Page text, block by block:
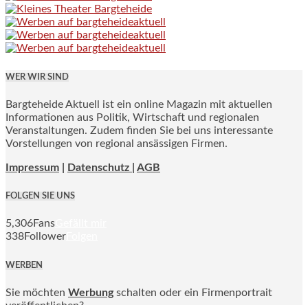
WER WIR SIND
Bargteheide Aktuell ist ein online Magazin mit aktuellen
Informationen aus Politik, Wirtschaft und regionalen
Veranstaltungen. Zudem finden Sie bei uns interessante
Vorstellungen von regional ansässigen Firmen.
Impressum Datenschutz | AGB
FOLGEN SIE UNS
5,306Fans
338Follower
WERBEN
Sie möchten Werbung schalten oder ein Firmenportrait